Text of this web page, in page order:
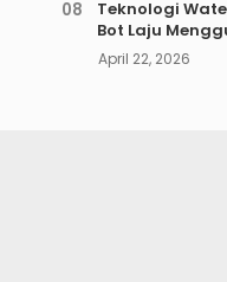
Teknologi
Bot Laju
April 22, 2026